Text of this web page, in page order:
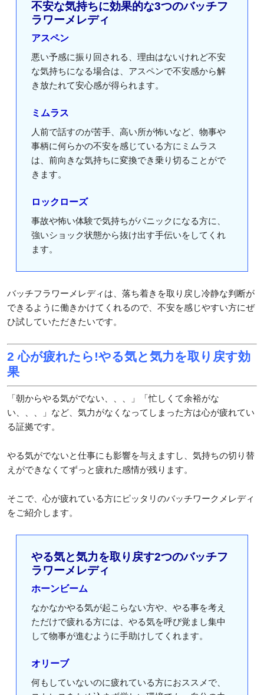
不安な気持ちに効果的な3つのバッチフ
ラワーメレディ
アスペン
悪い予感に振り回される、理由はないけれど不安
な気持ちになる場合は、アスペンで不安感から解
き放たれて安心感が得られます。
ミムラス
人前で話すのが苦手、高い所が怖いなど、物事や
事柄に何らかの不安を感じている方にミムラス
は、前向きな気持ちに変換でき乗り切ることがで
きます。
ロックローズ
事故や怖い体験で気持ちがパニックになる方に、
強いショック状態から抜け出す手伝いをしてくれ
ます。
バッチフラワーメレディは、落ち着きを取り戻し冷静な判断が
できるように働きかけてくれるので、不安を感じやすい方にぜ
ひ試していただきたいです。
2 心が疲れたら!やる気と気力を取り戻す効
果
「朝からやる気がでない、、、」「忙しくて余裕がな
い、、、」など、気力がなくなってしまった方は心が疲れてい
る証拠です。
やる気がでないと仕事にも影響を与えますし、気持ちの切り替
えができなくてずっと疲れた感情が残ります。
そこで、心が疲れている方にピッタリのバッチワークメレディ
をご紹介します。
やる気と気力を取り戻す2つのバッチフ
ラワーメレディ
ホーンビーム
なかなかやる気が起こらない方や、やる事を考え
ただけで疲れる方には、やる気を呼び覚まし集中
して物事が進むように手助けしてくれます。
オリーブ
何もしていないのに疲れている方におススメで、